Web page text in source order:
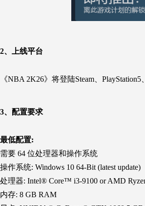
2、 上线平台
《NBA 2K26》将登陆Steam、
3、 配置要求
最低配置:
需要 64 位处理器和操作系统
操作系统: Windows 10 64-Bit (latest update)
处理器: Intel® Core™ i3-9100 or AMD
内存: 8 GB RAM